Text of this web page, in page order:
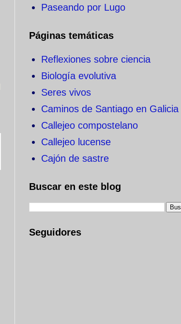
Paseando por Lugo
Páginas temáticas
Reflexiones sobre ciencia
Biología evolutiva
Seres vivos
Caminos de Santiago en Galicia
Callejeo compostelano
Callejeo lucense
Cajón de sastre
Buscar en este blog
Seguidores